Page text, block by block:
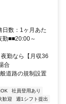
日数：1ヶ月あた
勤■■20:00～
勤なら【月収36
合
の規制設置
社員登用あり
歓迎
週1シフト提出